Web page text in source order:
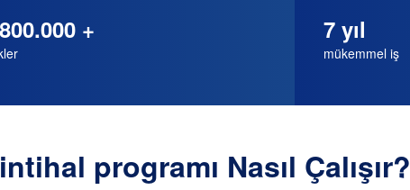
+ 7 yıl
mükemmel iş
programı Nasıl Çalışır?